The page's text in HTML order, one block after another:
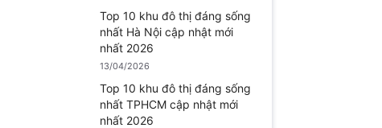
Top 10 khu đô thị đáng sống
nhất Hà Nội cập nhật mới
nhất 2026
13/04/2026
Top 10 khu đô thị đáng sống
nhất TPHCM cập nhật mới
nhất 2026